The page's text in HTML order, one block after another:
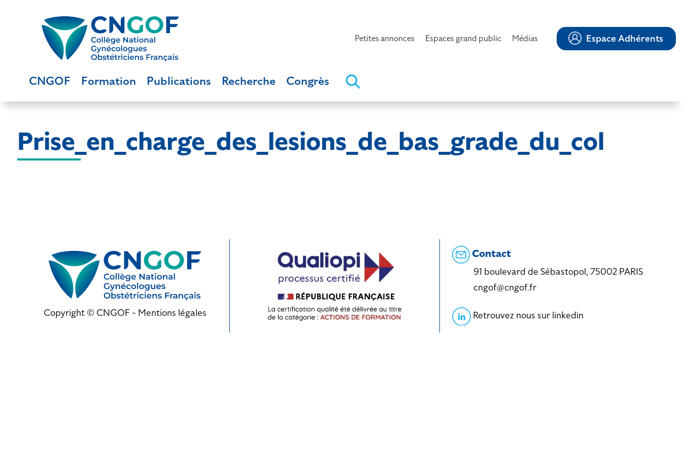
Petites annonces Espaces grand public Médias Espace Adhérents
CNGOF Formation Publications Recherche Congrès
Prise_en_charge_des_lesions_de_bas_grade_du_col
Copyright © CNGOF - Mentions légales
Contact
91 boulevard de Sébastopol, 75002 PARIS
cngof@cngof.fr
Retrouvez nous sur linkedin